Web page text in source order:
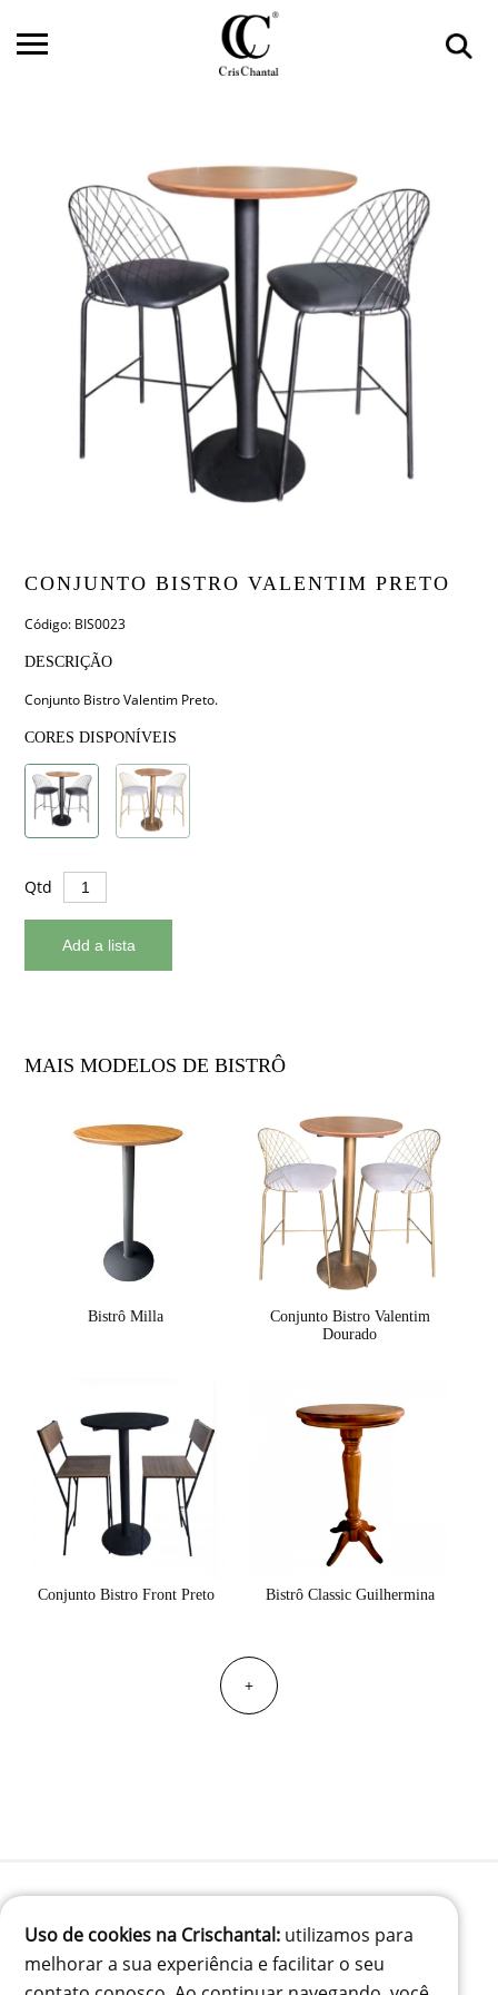
CONJUNTO BISTRO VALENTIM PRETO
Código: BIS0023
DESCRIÇÃO
Conjunto Bistro Valentim Preto.
CORES DISPONÍVEIS
Qtd
MAIS MODELOS DE BISTRÔ
Bistrô Milla
Conjunto Bistro Valentim
Dourado
Conjunto Bistro Front Preto Bistrô Classic Guilhermina
+
(41) 99834-3707
contato@crischantal.com.br
Uso de cookies na Crischantal: utilizamos para
melhorar a sua experiência e facilitar o seu